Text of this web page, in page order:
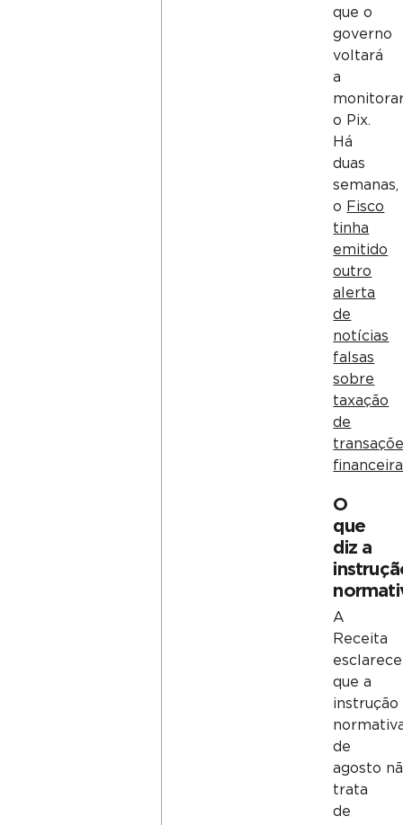
que o
governo
voltará
a
o Pix.
Há
duas
semanas,
o Fisco
tinha
emitido
outro
alerta
de
notícias
falsas
sobre
taxação
de
O
que
diz a
A
Receita
esclarece
que a
instrução
de
agosto
trata
de